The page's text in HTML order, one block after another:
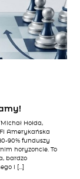
Hołda,
Amerykańska
90% funduszy
horyzoncie. To
bardzo
i […]